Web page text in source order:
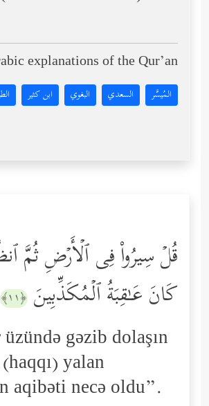
explanations of the Qur’an:
المُيسَّر السعدي البغوي ابن كثير
قُلۡ سِیرُواْ فِی ٱلۡأَرۡضِ ثُمَّ
كَانَ عَـٰقِبَةُ ٱلۡمُكَذِّبِینَ ﴿١١﴾
gəzib dolaşın
yalan
aqibəti necə oldu”.